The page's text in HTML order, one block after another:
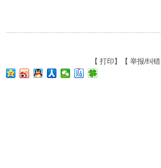
【 打印 】【 举报/纠错